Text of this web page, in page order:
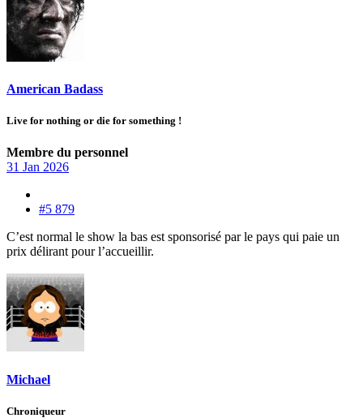
American Badass
Live for nothing or die for something !
Membre du personnel
31 Jan 2026
#5 879
C’est normal le show la bas est sponsorisé par le pays qui paie un
prix délirant pour l’accueillir.
Michael
Chroniqueur